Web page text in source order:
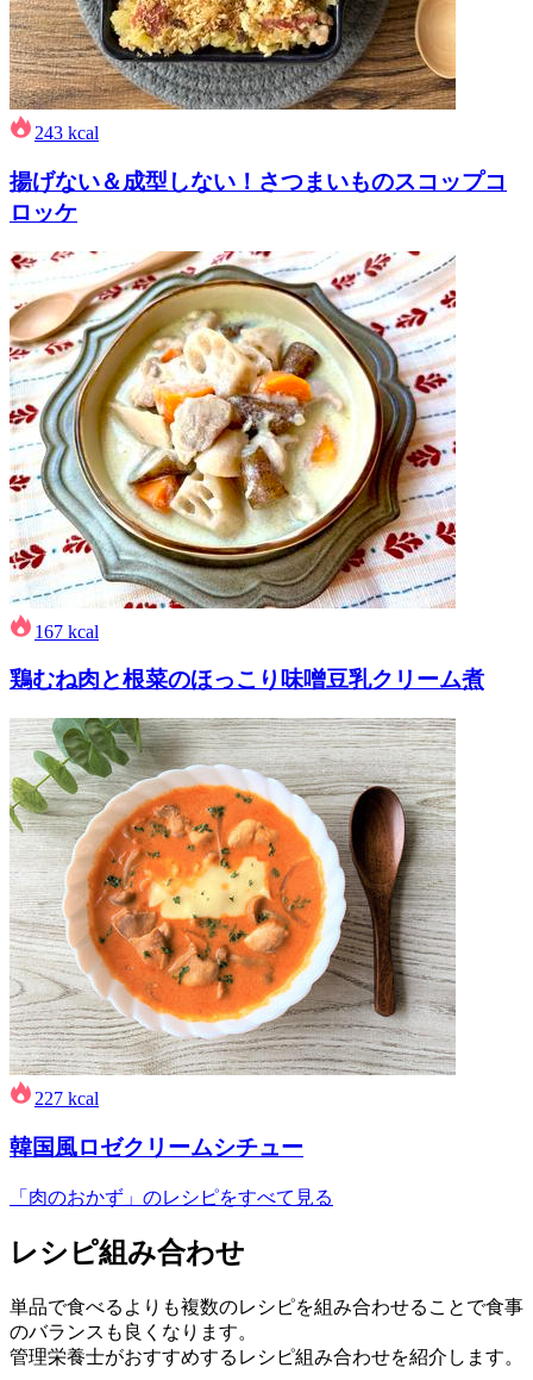
243 kcal
揚げない＆成型しない！さつまいものスコップコ
ロッケ
167 kcal
鶏むね肉と根菜のほっこり味噌豆乳クリーム煮
227 kcal
韓国風ロゼクリームシチュー
「肉のおかず」のレシピをすべて見る
レシピ組み合わせ
単品で食べるよりも複数のレシピを組み合わせることで食事
のバランスも良くなります。
管理栄養士がおすすめするレシピ組み合わせを紹介します。